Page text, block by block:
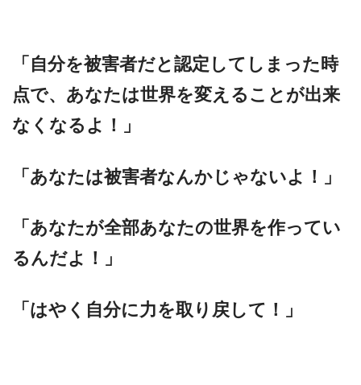
「自分を被害者だと認定してしまった時
点で、あなたは世界を変えることが出来
なくなるよ！」
「あなたは被害者なんかじゃないよ！」
「あなたが全部あなたの世界を作ってい
るんだよ！」
「はやく自分に力を取り戻して！」